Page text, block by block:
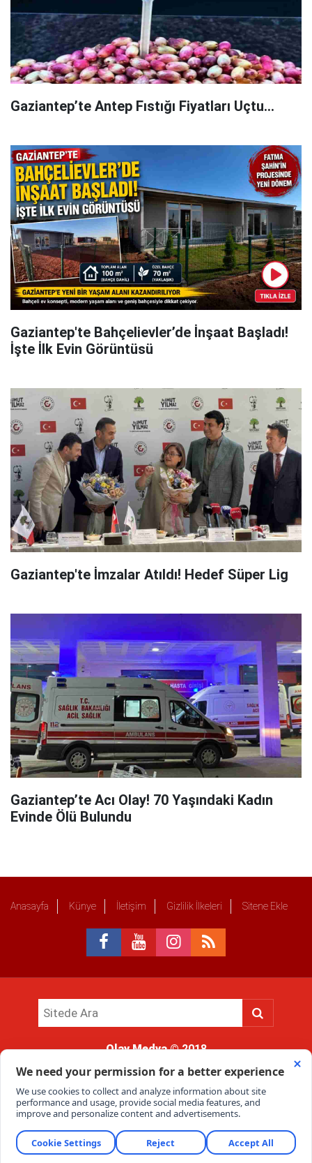
Gaziantep’te Antep Fıstığı Fiyatları Uçtu...
Gaziantep'te Bahçelievler’de İnşaat Başladı!
İşte İlk Evin Görüntüsü
Gaziantep'te İmzalar Atıldı! Hedef Süper Lig
Gaziantep’te Acı Olay! 70 Yaşındaki Kadın
Evinde Ölü Bulundu
Anasayfa Künye İletişim Gizlilik İlkeleri Sitene Ekle
Olay Medya© 2018
kullanımı hukuki yaptırıma tabidir.
Haber Portalı Yazılımı